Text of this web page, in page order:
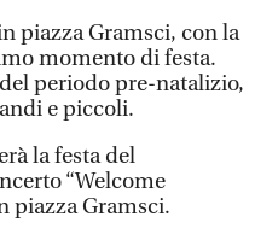
piazza Gramsci, con la
momento di festa.
periodo pre-natalizio,
e piccoli.
la festa del
“Welcome
piazza Gramsci.